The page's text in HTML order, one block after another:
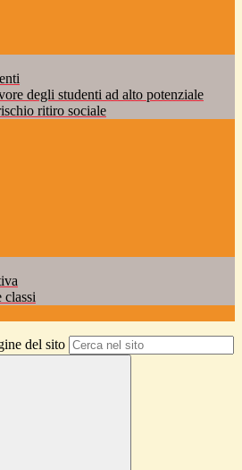
degli studenti ad alto potenziale
ritiro sociale
classi
del sito